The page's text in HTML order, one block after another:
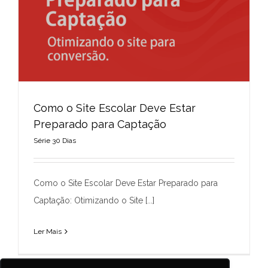
Como o Site Escolar Deve Estar Preparado
Série 30 Dias
Como o Site Escolar Deve Estar
Preparado para Captação
Série 30 Dias
Como o Site Escolar Deve Estar Preparado para
Captação: Otimizando o Site [...]
Ler Mais